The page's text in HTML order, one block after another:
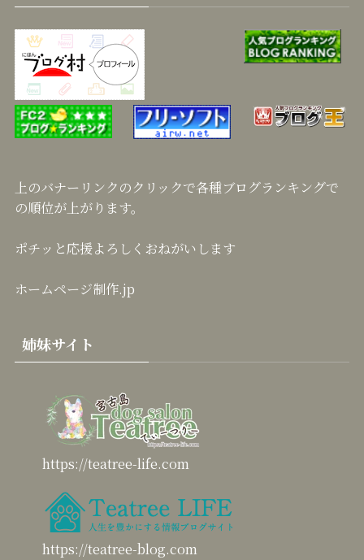
上のバナーリンクのクリックで各種ブログランキングで
の順位が上がります。
ポチッと応援よろしくおねがいします
ホームページ制作.jp
姉妹サイト
https://teatree-life.com
https://teatree-blog.com